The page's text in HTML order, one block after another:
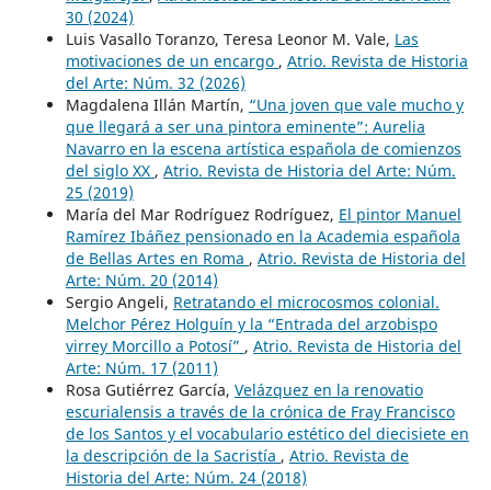
30 (2024)
Luis Vasallo Toranzo, Teresa Leonor M. Vale, Las
motivaciones de un encargo , Atrio. Revista de Historia
del Arte: Núm. 32 (2026)
Magdalena Illán Martín, “Una joven que vale mucho y
que llegará a ser una pintora eminente”: Aurelia
Navarro en la escena artística española de comienzos
del siglo XX , Atrio. Revista de Historia del Arte: Núm.
25 (2019)
María del Mar Rodríguez Rodríguez, El pintor Manuel
Ramírez Ibáñez pensionado en la Academia española
de Bellas Artes en Roma , Atrio. Revista de Historia del
Arte: Núm. 20 (2014)
Sergio Angeli, Retratando el microcosmos colonial.
Melchor Pérez Holguín y la “Entrada del arzobispo
virrey Morcillo a Potosí” , Atrio. Revista de Historia del
Arte: Núm. 17 (2011)
Rosa Gutiérrez García, Velázquez en la renovatio
escurialensis a través de la crónica de Fray Francisco
de los Santos y el vocabulario estético del diecisiete en
la descripción de la Sacristía , Atrio. Revista de
Historia del Arte: Núm. 24 (2018)